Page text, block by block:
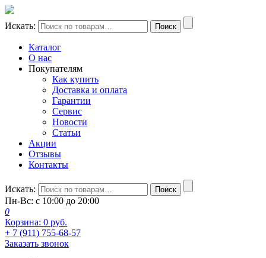
Искать: Поиск
Каталог
О нас
Покупателям
Как купить
Доставка и оплата
Гарантии
Сервис
Новости
Статьи
Акции
Отзывы
Контакты
Искать: Поиск
Пн-Вс: с 10:00 до 20:00
0
Корзина: 0 руб.
+ 7 (911) 755-68-57
Заказать звонок